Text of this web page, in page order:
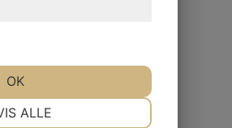
ALLE
OK